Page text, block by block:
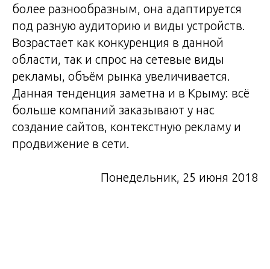
более разнообразным, она адаптируется
под разную аудиторию и виды устройств.
Возрастает как конкуренция в данной
области, так и спрос на сетевые виды
рекламы, объём рынка увеличивается.
Данная тенденция заметна и в Крыму: всё
больше компаний заказывают у нас
создание сайтов, контекстную рекламу и
продвижение в сети.
Понедельник, 25 июня 2018